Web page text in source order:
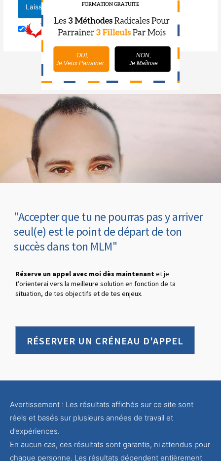
"Accepter que tu ne pourras pas y arriver
seul(e) est le point de départ de ton
succès dans ton MLM"
Réserve un appel avec moi dès maintenantet je
t’orienterai vers la meilleure solution en fonction de ta
situation, de tes objectifs et de tes enjeux.
RÉSERVER UN CRÉNEAU D'APPEL
Avertissement : Les résultats affichés sur ce site sont
réels et basés sur plusieurs années de travail et
d’expériences.
En aucun cas, ces résultats sont garantis, ni attendus pour
chaque personne. Les résultats dépendent entièrement
OUI,
Je Veux Parrainer...
NON,
Je Maîtrise